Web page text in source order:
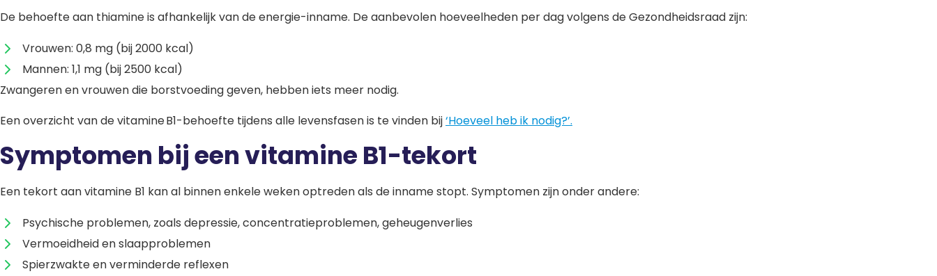
De behoefte aan thiamine is afhankelijk van de energie-inname. De aanbevolen hoeveelheden per dag volgens de Gezondheidsraad zijn:
Vrouwen: 0,8 mg (bij 2000 kcal)
Mannen: 1,1 mg (bij 2500 kcal)
Zwangeren en vrouwen die borstvoeding geven, hebben iets meer nodig.
Een overzicht van de vitamine B1-behoefte tijdens alle levensfasen is te vinden bij‘Hoeveel heb ik nodig?’.
Symptomen bij een vitamine B1-tekort
Een tekort aan vitamine B1 kan al binnen enkele weken optreden als de inname stopt. Symptomen zijn onder andere:
Psychische problemen, zoals depressie, concentratieproblemen, geheugenverlies
Vermoeidheid en slaapproblemen
Spierzwakte en verminderde reflexen